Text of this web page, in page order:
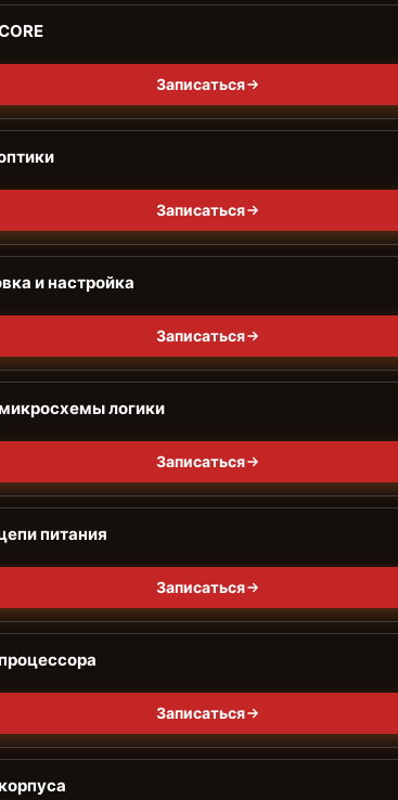
Записаться
Записаться
и настройка
Записаться
логики
Записаться
питания
Записаться
Записаться